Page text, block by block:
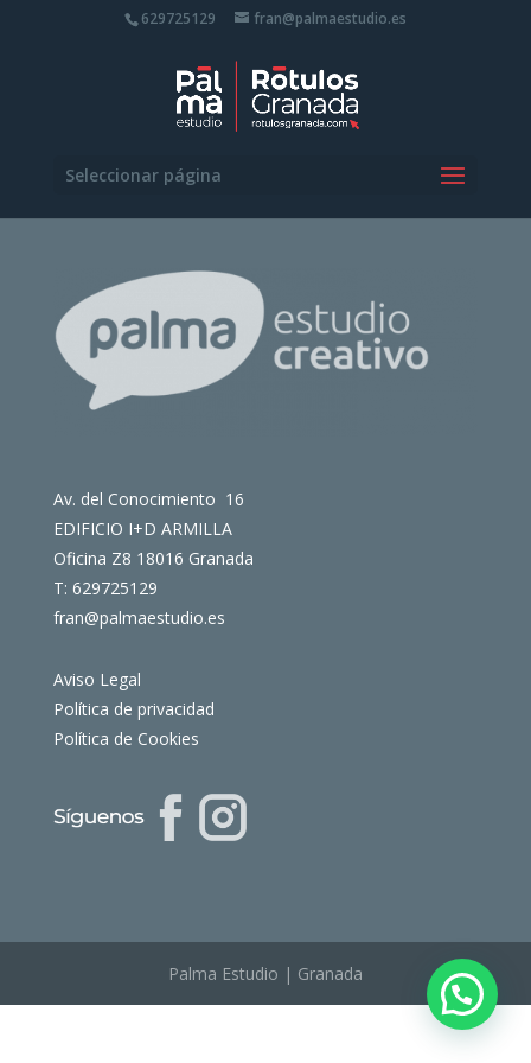
629725129 fran@palmaestudio.es
Seleccionar página
Av. del Conocimiento 16
EDIFICIO I+D ARMILLA
Oficina Z8 18016 Granada
T: 629725129
fran@palmaestudio.es
Aviso Legal
Política de privacidad
Política de Cookies
Palma Estudio | Granada